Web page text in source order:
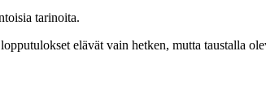
tarinoita.
elävät vain hetken, mutta taustalla